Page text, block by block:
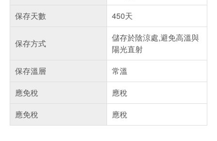
保存天數
450天
保存方式
儲存於陰涼處,避免高溫與
陽光直射
保存溫層
常溫
應免稅
應稅
應免稅
應稅